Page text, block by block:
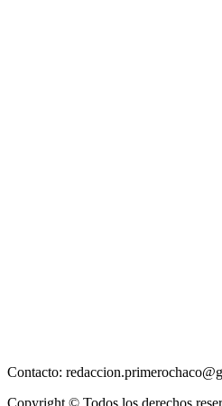
Contacto:
Copyright © Todos los derechos